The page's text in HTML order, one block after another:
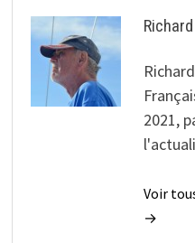
2021,
Voir
→